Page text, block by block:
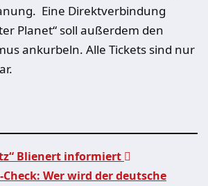
Eine Direktverbindung
Planet“ soll außerdem den
ankurbeln. Alle Tickets sind nur
Blienert informiert
Wer wird der deutsche